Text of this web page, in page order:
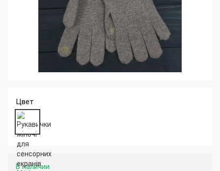
Цвет
В наличии